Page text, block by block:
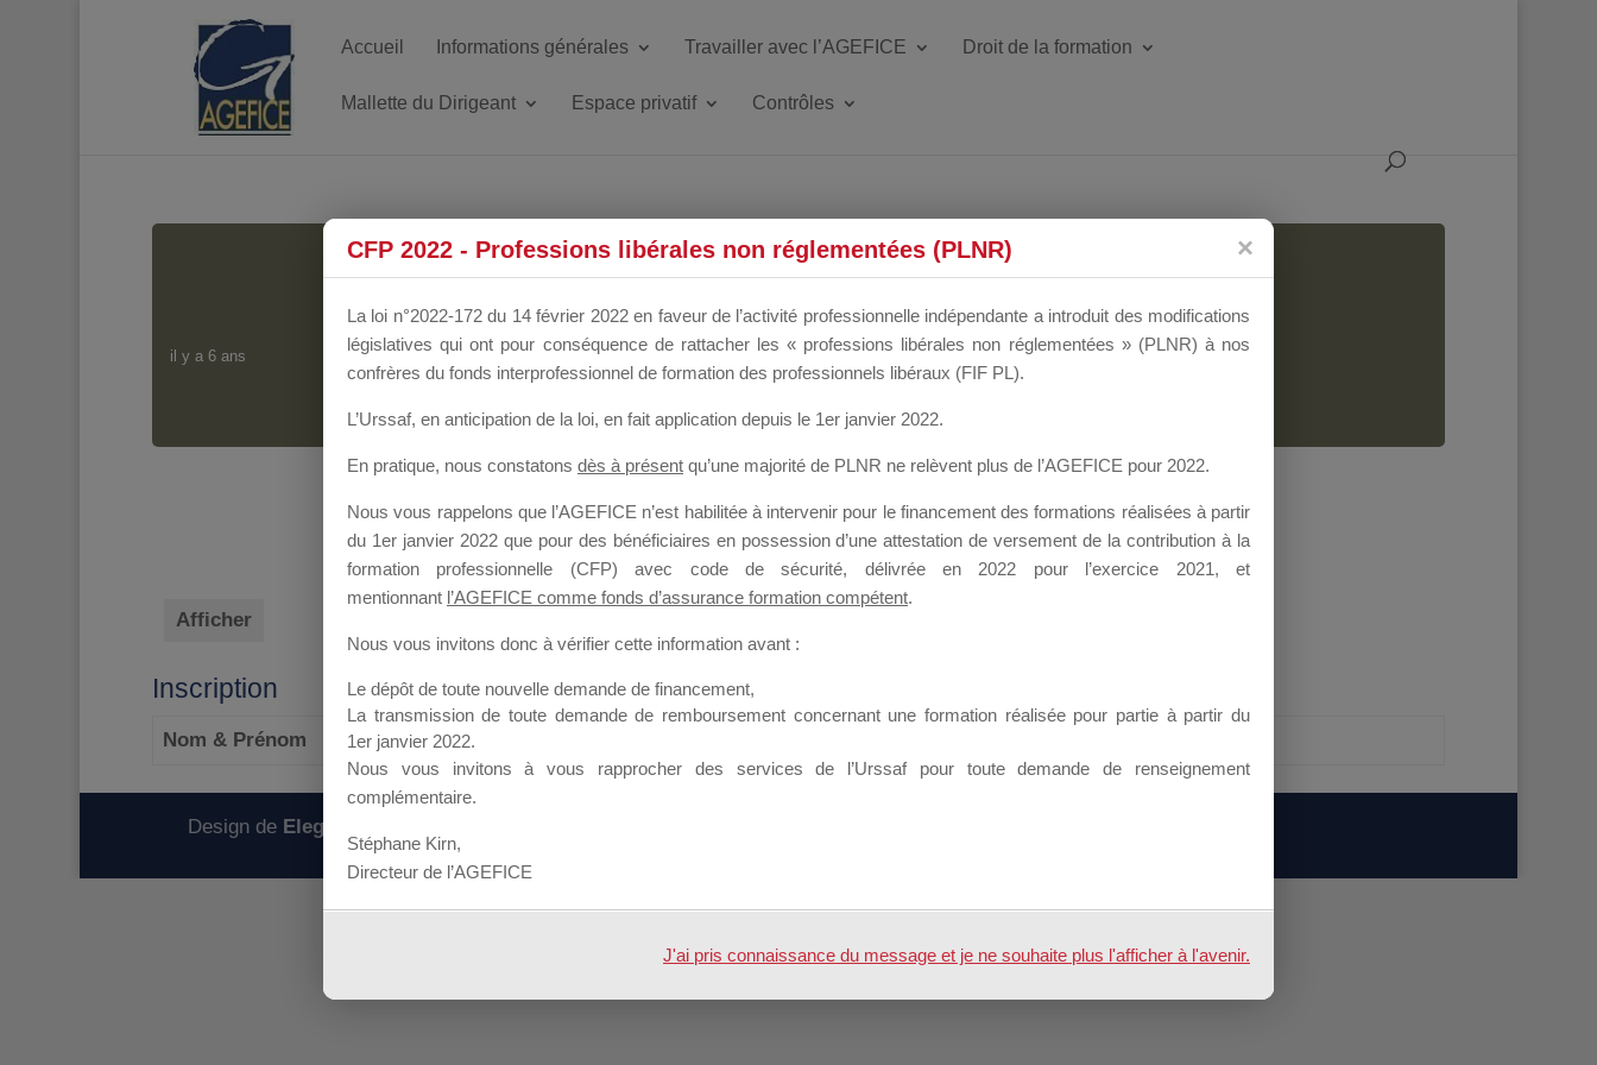
Accueil Informations générales Travailler avec l’AGEFICE Droit de la formation
Mallette du Dirigeant Espace privatif Contrôles
LHC
il y a 6 ans
Profil Groupes 0 Forums
Afficher
Inscription
Nom & Prénom
Design de Elegant Themes
CFP 2022 - Professions libérales non réglementées (PLNR)
La loi n°2022-172 du 14 février 2022 en faveur de l’activité professionnelle indépendante a introduit des modifications
législatives qui ont pour conséquence de rattacher les « professions libérales non réglementées » (PLNR) à nos
confrères du fonds interprofessionnel de formation des professionnels libéraux (FIF PL).
L’Urssaf, en anticipation de la loi, en fait application depuis le 1er janvier 2022.
En pratique, nous constatons dès à présent qu’une majorité de PLNR ne relèvent plus de l’AGEFICE pour 2022.
Nous vous rappelons que l’AGEFICE n’est habilitée à intervenir pour le financement des formations réalisées à partir
du 1er janvier 2022 que pour des bénéficiaires en possession d’une attestation de versement de la contribution à la
formation professionnelle (CFP) avec code de sécurité, délivrée en 2022 pour l’exercice 2021, et
mentionnant l’AGEFICE comme fonds d’assurance formation compétent.
Nous vous invitons donc à vérifier cette information avant :
Le dépôt de toute nouvelle demande de financement,
La transmission de toute demande de remboursement concernant une formation réalisée pour partie à partir du
1er janvier 2022.
Nous vous invitons à vous rapprocher des services de l’Urssaf pour toute demande de renseignement
complémentaire.
Stéphane Kirn,
Directeur de l’AGEFICE
J'ai pris connaissance du message et je ne souhaite plus l'afficher à l'avenir.